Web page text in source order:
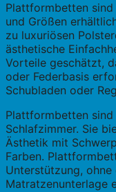
Plattformbetten sind
und Größen
zu luxuriösen
ästhetische
Vorteile geschätzt,
oder Federbasis
Schubladen oder
Plattformbetten
Schlafzimmer. Sie
Ästhetik mit
Farben.
Unterstützung,
Matratzenunterlage